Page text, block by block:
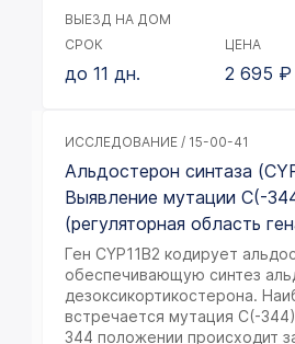
ВЫЕЗД НА ДОМ
СРОК
до 11 дн.
ЦЕНА
2 695 ₽
ИССЛЕДОВАНИЕ / 15-00-41
Альдостерон синтаза
Выявление мутации C(-
(регуляторная область
Ген CYP11B2 кодирует
обеспечивающую синтез
дезоксикортикостерона.
встречается мутация С(-
344 положении происходит